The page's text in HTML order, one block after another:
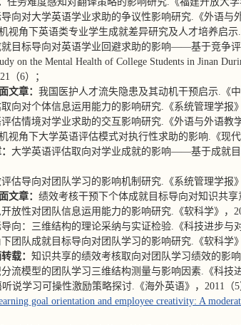
向对大学英语学业求助的争议性影响研究.《外语与
视角下英语类专业学生成就差异研究及人才培养启示.
目标导向对英语学业回避求助的影响——基于竞争评
on the Mental Health of College Students in Jinan
（6）；
文章： 我国医护人才流失隐患及其动机干预启示.《中
向对个体信息运用能力的影响研究.《系统管理学报》
估情境对学业求助的交互影响研究.《外语与外语教学
视角下大学英语评估模式对执行性求助的影响.《现代
大学英语评估取向对学业成就的影响——基于成就目
估导向对团队学习的影响机制研究.《系统管理学报》
文章： 绩效考核干预下个体成就目标导向对知识共
放性对团队信息运用能力的影响研究.《软科学》，
向：三维结构的理论采纳与实证检验.《科技进步与
团队成就目标导向对团队学习的影响研究.《软科学》
载： 知识共享的绩效考核取向对团队学习绩效的影
流模型的团队学习三维结构测量与影响因素.《科技
说学习可操性激励策略探讨.《海外英语》，2011（5
goal orientation and employee creativity: A